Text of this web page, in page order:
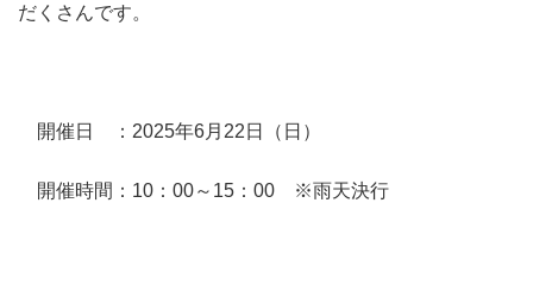
だくさんです。
開催日 ：2025年6月22日（日）
開催時間：10：00～15：00 ※雨天決行